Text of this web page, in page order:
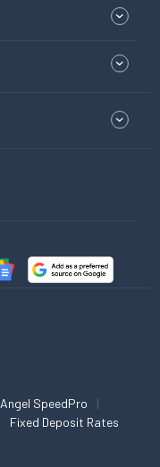
Angel SpeedPro
Fixed Deposit Rates